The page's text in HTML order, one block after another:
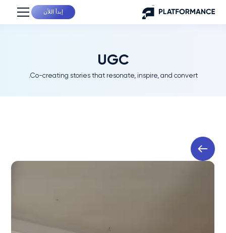
إبدأ اللآن
UGC
Co-creating stories that resonate, inspire, and convert.